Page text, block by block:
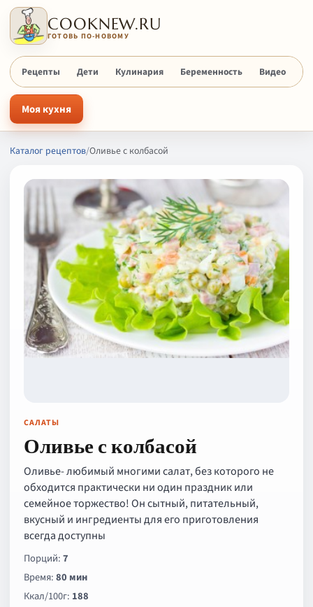
COOKNEW.RU
ГОТОВЬ ПО-НОВОМУ
Рецепты Дети Кулинария Беременность Видео
Моя кухня
Каталог рецептов/Оливье с колбасой
САЛАТЫ
Оливье с колбасой
Оливье- любимый многими салат, без которого не
обходится практически ни один праздник или
семейное торжество! Он сытный, питательный,
вкусный и ингредиенты для его приготовления
всегда доступны
Порций:7
Время:80 мин
Ккал/100г: 188